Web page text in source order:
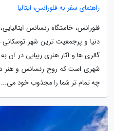
راهنمای سفر به فلورانس؛ ایتالیا
فلورانس، خاستگاه رنسانس
دنیا و پرجمعیت ترین شهر
گالری ها و آثار هنری زیبایی در
شهری است که روح رنسانس و هنر
چه تمام تر شما را مجذوب خود می...